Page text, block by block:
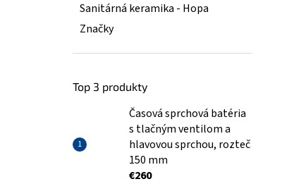
Sanitárná keramika - Hopa
Značky
Top 3 produkty
Časová sprchová batéria
s tlačným ventilom a
hlavovou sprchou, rozteč
150 mm
€260